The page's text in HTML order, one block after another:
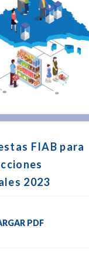
FIAB para
2023
PDF